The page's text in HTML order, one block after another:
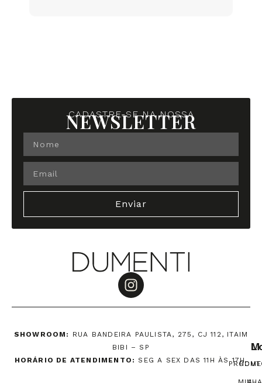
CADASTRE-SE NA NOSSA
NEWSLETTER
Enviar
HOME
SHOWROOM:
RUA BANDEIRA PAULISTA, 275, CJ 112, ITAIM
BIBI – SP
HORÁRIO DE ATENDIMENTO: SEG A SEX DAS 11H ÀS 17H.